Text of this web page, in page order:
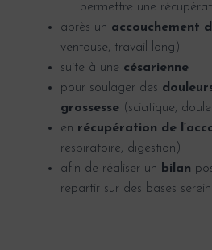
permettre une
après un accouchement
ventouse, travail long)
suite à une césarienne
pour soulager des
grossesse (sciatique,
en récupération de
respiratoire, digestion)
afin de réaliser un bilan
repartir sur des bases